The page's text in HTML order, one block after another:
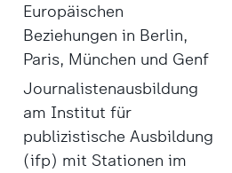
Europäischen
Beziehungen in Berlin,
Paris, München und Genf
Journalistenausbildung
am Institut für
publizistische Ausbildung
(ifp) mit Stationen im